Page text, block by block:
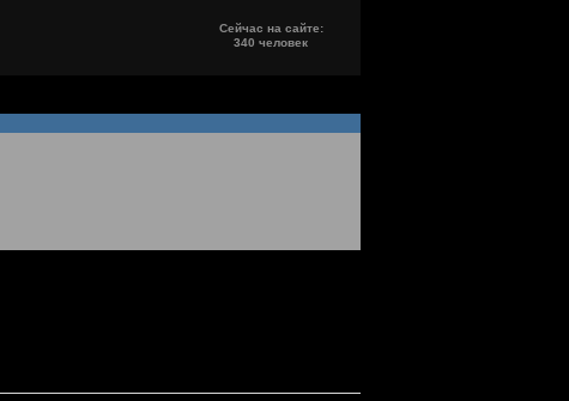
Сейчас на сайте:
340 человек